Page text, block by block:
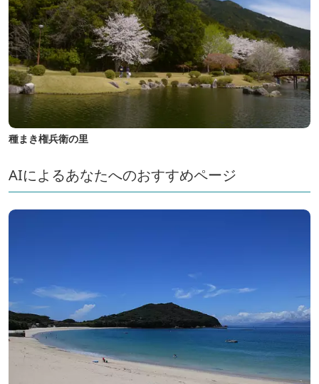
種まき権兵衛の里
AIによるあなたへのおすすめページ